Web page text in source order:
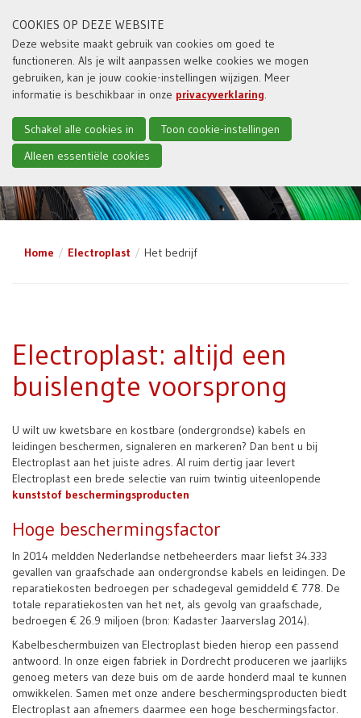
Home Electroplast Het bedrijf
Electroplast: altijd een
buislengte voorsprong
U wilt uw kwetsbare en kostbare (ondergrondse) kabels en
leidingen beschermen, signaleren en markeren? Dan bent u bij
Electroplast aan het juiste adres. Al ruim dertig jaar levert
Electroplast een brede selectie van ruim twintig uiteenlopende
kunststof beschermingsproducten
Hoge beschermingsfactor
In 2014 meldden Nederlandse netbeheerders maar liefst 34.333
gevallen van graafschade aan ondergrondse kabels en leidingen. De
reparatiekosten bedroegen per schadegeval gemiddeld € 778. De
totale reparatiekosten van het net, als gevolg van graafschade,
bedroegen € 26.9 miljoen (bron: Kadaster Jaarverslag 2014).
Kabelbeschermbuizen van Electroplast bieden hierop een passend
antwoord. In onze eigen fabriek in Dordrecht produceren we jaarlijks
genoeg meters van deze buis om de aarde honderd maal te kunnen
omwikkelen. Samen met onze andere beschermingsproducten biedt
Electroplast aan afnemers daarmee een hoge beschermingsfactor.
COOKIES OP DEZE WEBSITE
Deze website maakt gebruik van cookies om goed te
functioneren. Als je wilt aanpassen welke cookies we mogen
gebruiken, kan je jouw cookie-instellingen wijzigen. Meer
informatie is beschikbaar in onze privacyverklaring.
Schakel alle cookies in
Toon cookie-instellingen
Alleen essentiële cookies